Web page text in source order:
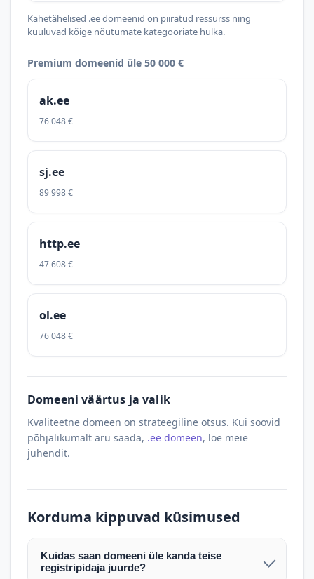
Kahetähelised .ee domeenid on piiratud ressurss ning
kuuluvad kõige nõutumate kategooriate hulka.
Premium domeenid üle 50 000 €
ak.ee
76 048 €
sj.ee
89 998 €
http.ee
47 608 €
ol.ee
76 048 €
Domeeni väärtus ja valik
Kvaliteetne domeen on strateegiline otsus. Kui soovid
põhjalikumalt aru saada, .ee domeen, loe meie
juhendit.
Korduma kippuvad küsimused
Kuidas saan domeeni üle kanda teise
registripidaja juurde?